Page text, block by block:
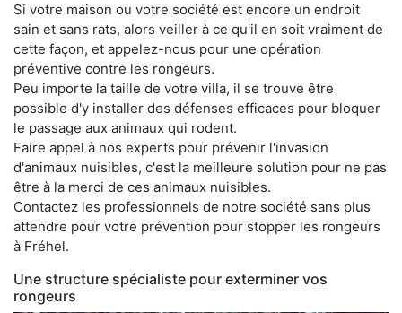
Si votre maison ou votre société est encore un endroit
sain et sans rats, alors veiller à ce qu'il en soit vraiment de
cette façon, et appelez-nous pour une opération
préventive contre les rongeurs.
Peu importe la taille de votre villa, il se trouve être
possible d'y installer des défenses efficaces pour bloquer
le passage aux animaux qui rodent.
Faire appel à nos experts pour prévenir l'invasion
d'animaux nuisibles, c'est la meilleure solution pour ne pas
être à la merci de ces animaux nuisibles.
Contactez les professionnels de notre société sans plus
attendre pour votre prévention pour stopper les rongeurs
à Fréhel.
Une structure spécialiste pour exterminer vos
rongeurs